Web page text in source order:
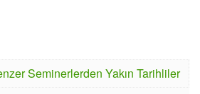
Seminerlerden Yakın Tarihliler